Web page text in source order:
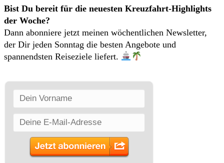
Bist Du bereit für die neuesten Kreuzfahrt-Highlights
der Woche?
Dann abonniere jetzt meinen wöchentlichen Newsletter,
der Dir jeden Sonntag die besten Angebote und
spannendsten Reiseziele liefert.